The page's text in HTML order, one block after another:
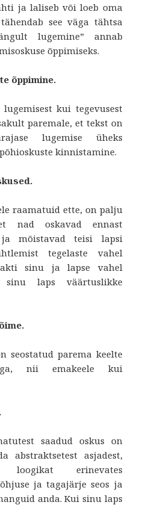
ja laliseb või loeb oma
see väga tähtsa
lugemine” annab
õppimiseks.
õppimine.
lugemisest kui tegevusest
paremale, et tekst on
lugemise üheks
kinnistamine.
raamatuid ette, on palju
nad oskavad ennast
mõistavad teisi lapsi
tegelaste vahel
sinu ja lapse vahel
laps väärtuslikke
seostatud parema keelte
nii emakeele kui
saadud oskus on
abstraktsetest asjadest,
loogikat erinevates
ja tagajärje seos ja
anda. Kui sinu laps